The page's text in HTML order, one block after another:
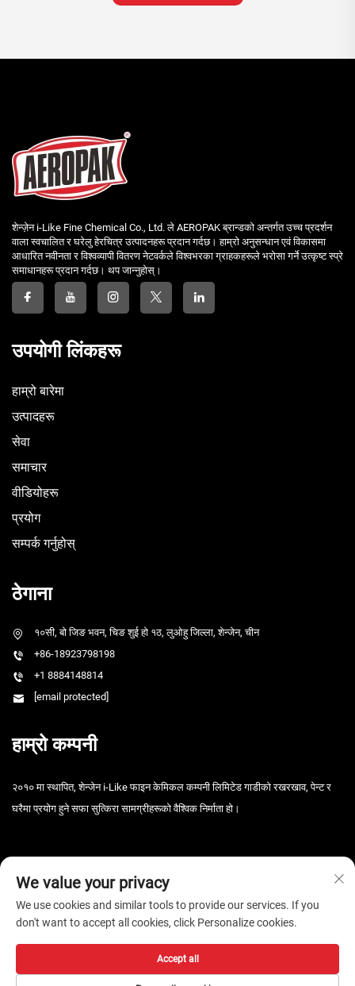
शेन्ज़ेन i-Like Fine Chemical Co., Ltd. ले AEROPAK ब्रान्डको अन्तर्गत उच्च प्रदर्शन
वाला स्वचालित र घरेलु हेरचित्र उत्पादनहरू प्रदान गर्दछ। हाम्रो अनुसन्धान एवं विकासमा
आधारित नवीनता र विश्वव्यापी वितरण नेटवर्कले विश्वभरका ग्राहकहरूले भरोसा गर्ने उत्कृष्ट स्प्रे
समाधानहरू प्रदान गर्दछ। थप जान्नुहोस्।
उपयोगी लिंकहरू
हाम्रो बारेमा
उत्पादहरू
सेवा
समाचार
वीडियोहरू
प्रयोग
सम्पर्क गर्नुहोस्
ठेगाना
१०सी, बो जिङ भवन, चिङ शुई हो १ठ, लुओहु जिल्ला, शेन्जेन, चीन
+86-18923798198
+1 8884148814
[email protected]
हाम्रो कम्पनी
२०१० मा स्थापित, शेन्जेन i-Like फाइन केमिकल कम्पनी लिमिटेड गाडीको रखरखाव, पेन्ट र
घरैमा प्रयोग हुने सफा सुत्किरा सामग्रीहरूको वैश्विक निर्माता हो।
कॉपीराइट © 2026 शेन्ज़ेन i-Like फाइन केमिकल कं, लिमिटेड। सर्वाधिकार सुरक्षित। -
We value your privacy
We use cookies and similar tools to provide our services. If you
don't want to accept all cookies, click Personalize cookies.
Accept all